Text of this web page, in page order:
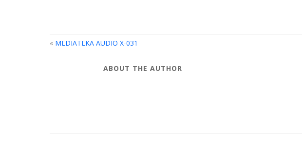
« MEDIATEKA AUDIO X-031
ABOUT THE AUTHOR